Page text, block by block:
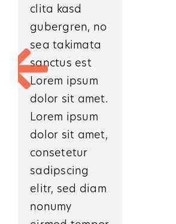
clita kasd
gubergren, no
sea takimata
sanctus est
Lorem ipsum
dolor sit amet.
Lorem ipsum
dolor sit amet,
consetetur
sadipscing
elitr, sed diam
nonumy